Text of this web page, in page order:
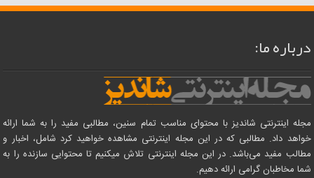
درباره ما:
مجله اینترنتی شاندیز با محتوای مناسب تمام سنین، مطالبی مفید را به شما ارائه
خواهد داد. مطالبی که در این مجله اینترنتی مشاهده خواهید کرد شامل، اخبار و
مطالب مفید می‌باشد. در این مجله اینترنتی تلاش میکنیم تا محتوایی سازنده را به
شما مخاطبان گرامی ارائه دهیم.